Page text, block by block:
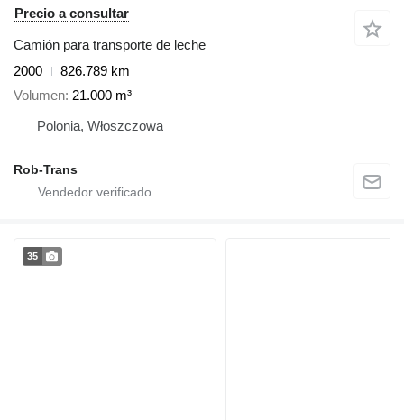
Precio a consultar
Camión para transporte de leche
2000
826.789 km
Volumen 21.000 m³
Polonia, Włoszczowa
Rob-Trans
35